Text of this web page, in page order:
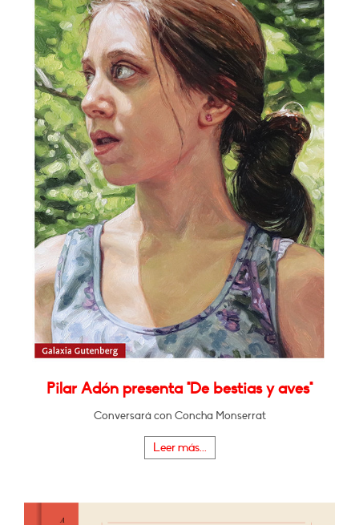
Pilar Adón presenta "De bestias y aves"
Conversará con Concha Monserrat
Leer más...